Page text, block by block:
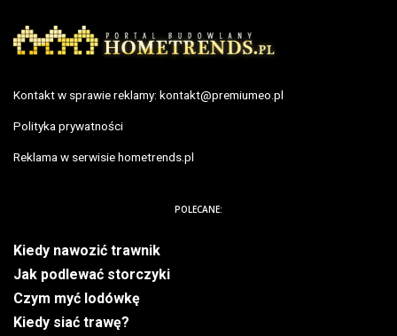
Kontakt w sprawie reklamy: kontakt@premiumeo.pl
Polityka prywatności
Reklama w serwisie hometrends.pl
POLECANE:
Kiedy nawozić trawnik
Jak podlewać storczyki
Czym myć lodówkę
Kiedy siać trawę?